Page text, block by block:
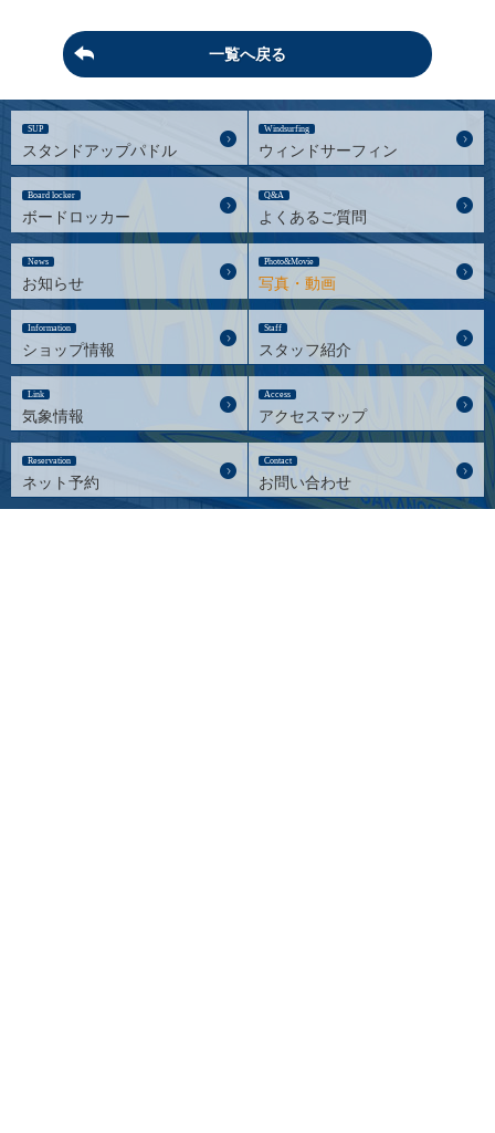
一覧へ戻る
SUP
スタンドアップパドル
Windsurfing
ウィンドサーフィン
Board locker
ボードロッカー
Q&A
よくあるご質問
News
お知らせ
Photo&Movie
写真・動画
Information
ショップ情報
Staff
スタッフ紹介
Link
気象情報
Access
アクセスマップ
Reservation
ネット予約
Contact
お問い合わせ